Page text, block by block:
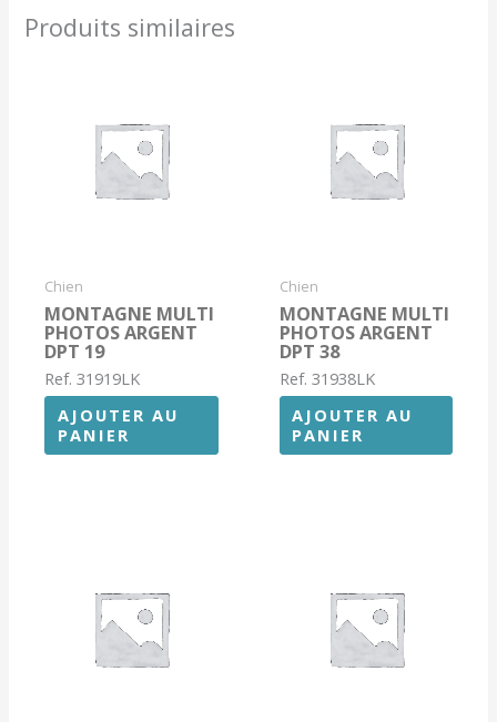
DPT
63
Produits similaires
Chien
MONTAGNE MULTI
PHOTOS ARGENT
DPT 19
Ref. 31919LK
AJOUTER AU
PANIER
Chien
MONTAGNE MULTI
PHOTOS ARGENT
DPT 38
Ref. 31938LK
AJOUTER AU
PANIER